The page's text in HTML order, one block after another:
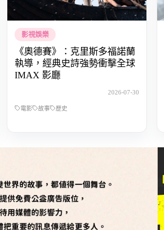
影視娛樂
《奧德賽》：克里斯多福諾蘭
執導，經典史詩強勢衝擊全球
IMAX 影廳
2026-07-30
電影 故事 歷史